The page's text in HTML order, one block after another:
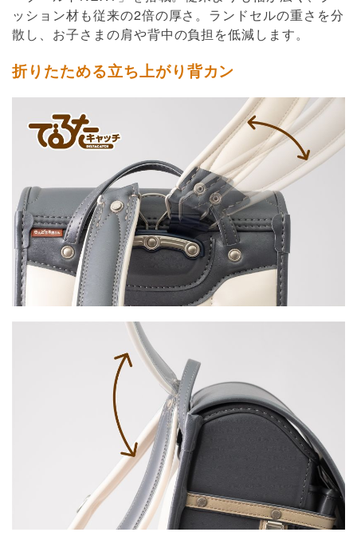
ッション材も従来の2倍の厚さ。ランドセルの重さを分
散し、お子さまの肩や背中の負担を低減します。
折りたためる立ち上がり背カン